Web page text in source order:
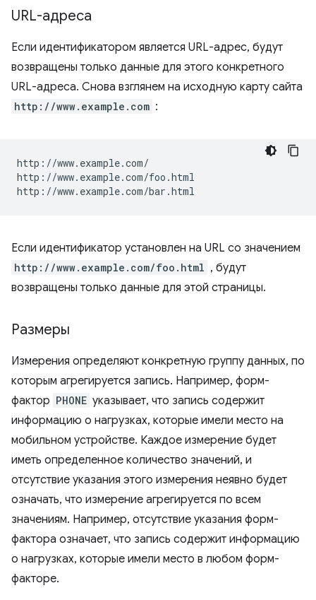
URL-адреса
Если идентификатором является URL-адрес, будут
возвращены только данные для этого конкретного
URL-адреса. Снова взглянем на исходную карту сайта
http://www.example.com :
http://www.example.com/
http://www.example.com/foo.html
Если идентификатор установлен на URL со значением
http://www.example.com/foo.html , будут
возвращены только данные для этой страницы.
Размеры
Измерения определяют конкретную группу данных, по
которым агрегируется запись. Например, форм-
фактор PHONE указывает, что запись содержит
информацию о нагрузках, которые имели место на
мобильном устройстве. Каждое измерение будет
иметь определенное количество значений, и
отсутствие указания этого измерения неявно будет
означать, что измерение агрегируется по всем
значениям. Например, отсутствие указания форм-
фактора означает, что запись содержит информацию
о нагрузках, которые имели место в любом форм-
факторе.